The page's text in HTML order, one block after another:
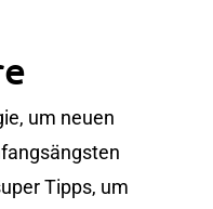
um neuen
Tipps, um